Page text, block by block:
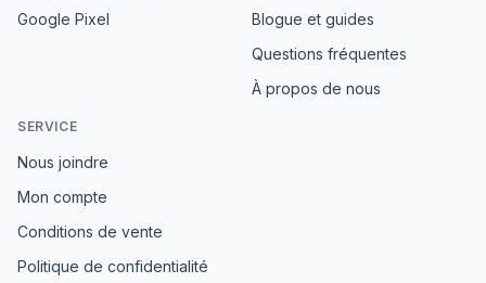
Google Pixel
Blogue et guides
Questions fréquentes
À propos de nous
SERVICE
Nous joindre
Mon compte
Conditions de vente
Politique de confidentialité